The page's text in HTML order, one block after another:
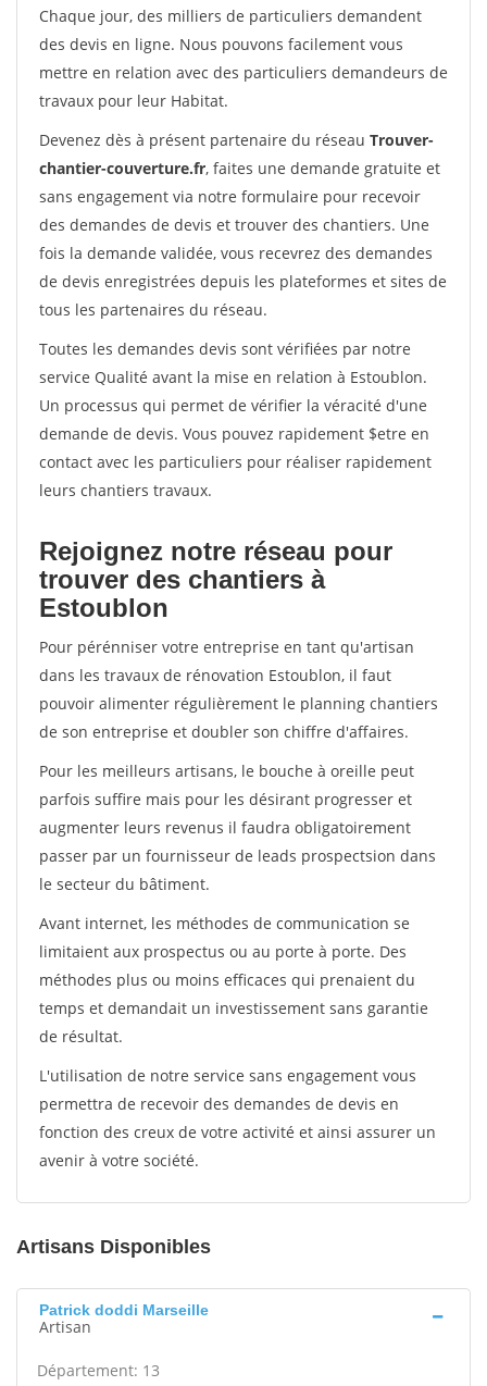
Chaque jour, des milliers de particuliers demandent
des devis en ligne. Nous pouvons facilement vous
mettre en relation avec des particuliers demandeurs de
travaux pour leur Habitat.
Devenez dès à présent partenaire du réseau Trouver-
chantier-couverture.fr, faites une demande gratuite et
sans engagement via notre formulaire pour recevoir
des demandes de devis et trouver des chantiers. Une
fois la demande validée, vous recevrez des demandes
de devis enregistrées depuis les plateformes et sites de
tous les partenaires du réseau.
Toutes les demandes devis sont vérifiées par notre
service Qualité avant la mise en relation à Estoublon.
Un processus qui permet de vérifier la véracité d'une
demande de devis. Vous pouvez rapidement $etre en
contact avec les particuliers pour réaliser rapidement
leurs chantiers travaux.
Rejoignez notre réseau pour
trouver des chantiers à
Estoublon
Pour pérénniser votre entreprise en tant qu'artisan
dans les travaux de rénovation Estoublon, il faut
pouvoir alimenter régulièrement le planning chantiers
de son entreprise et doubler son chiffre d'affaires.
Pour les meilleurs artisans, le bouche à oreille peut
parfois suffire mais pour les désirant progresser et
augmenter leurs revenus il faudra obligatoirement
passer par un fournisseur de leads prospectsion dans
le secteur du bâtiment.
Avant internet, les méthodes de communication se
limitaient aux prospectus ou au porte à porte. Des
méthodes plus ou moins efficaces qui prenaient du
temps et demandait un investissement sans garantie
de résultat.
L'utilisation de notre service sans engagement vous
permettra de recevoir des demandes de devis en
fonction des creux de votre activité et ainsi assurer un
avenir à votre société.
Artisans Disponibles
Patrick doddi Marseille
Artisan
Département: 13